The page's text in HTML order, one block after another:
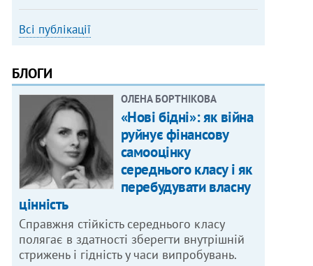
Всі публікації
БЛОГИ
ОЛЕНА БОРТНІКОВА
«Нові бідні»: як війна
руйнує фінансову
самооцінку
середнього класу і як
перебудувати власну
цінність
Справжня стійкість середнього класу
полягає в здатності зберегти внутрішній
стрижень і гідність у часи випробувань.